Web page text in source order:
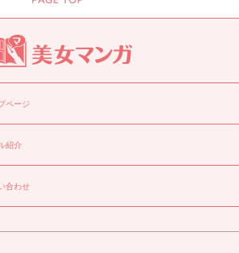
レシピ本をも超越した一家に一冊の必須本
ページ
紹介
合わせ